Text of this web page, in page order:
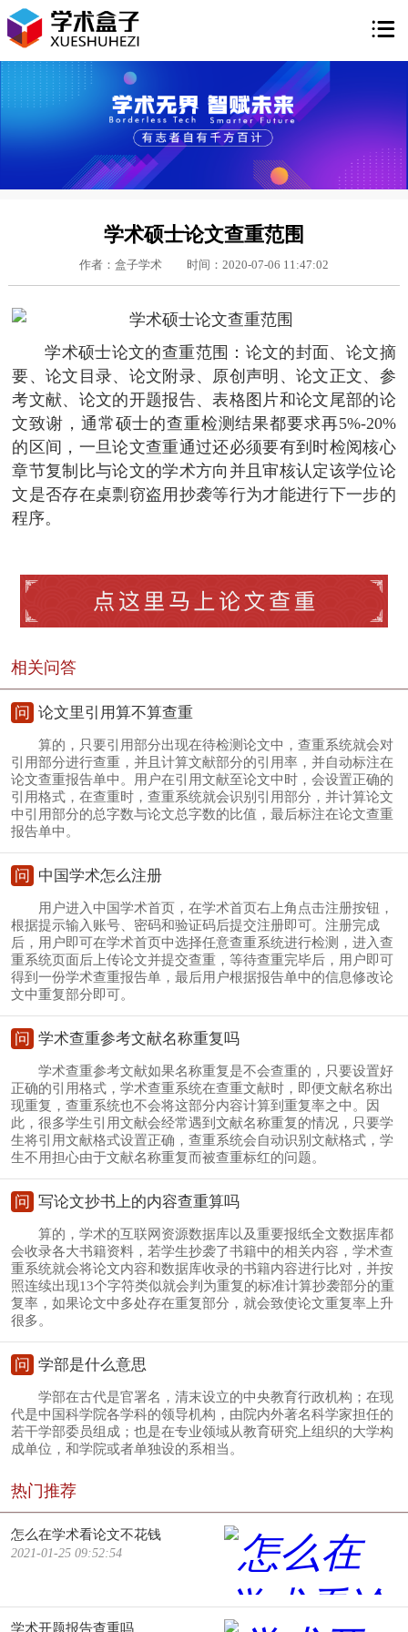

学术硕士论文查重范围
作者：盒子学术 时间：2020-07-06 11:47:02
学术硕士论文的查重范围：论文的封面、论文摘
要、论文目录、论文附录、原创声明、论文正文、参
考文献、论文的开题报告、表格图片和论文尾部的论
文致谢，通常硕士的查重检测结果都要求再5%-20%
的区间，一旦论文查重通过还必须要有到时检阅核心
章节复制比与论文的学术方向并且审核认定该学位论
文是否存在桌剽窃盗用抄袭等行为才能进行下一步的
程序。
相关问答
问 论文里引用算不算查重
算的，只要引用部分出现在待检测论文中，查重系统就会对
引用部分进行查重，并且计算文献部分的引用率，并自动标注在
论文查重报告单中。用户在引用文献至论文中时，会设置正确的
引用格式，在查重时，查重系统就会识别引用部分，并计算论文
中引用部分的总字数与论文总字数的比值，最后标注在论文查重
报告单中。
问 中国学术怎么注册
用户进入中国学术首页，在学术首页右上角点击注册按钮，
根据提示输入账号、密码和验证码后提交注册即可。注册完成
后，用户即可在学术首页中选择任意查重系统进行检测，进入查
重系统页面后上传论文并提交查重，等待查重完毕后，用户即可
得到一份学术查重报告单，最后用户根据报告单中的信息修改论
文中重复部分即可。
问 学术查重参考文献名称重复吗
学术查重参考文献如果名称重复是不会查重的，只要设置好
正确的引用格式，学术查重系统在查重文献时，即便文献名称出
现重复，查重系统也不会将这部分内容计算到重复率之中。因
此，很多学生引用文献会经常遇到文献名称重复的情况，只要学
生将引用文献格式设置正确，查重系统会自动识别文献格式，学
生不用担心由于文献名称重复而被查重标红的问题。
问 写论文抄书上的内容查重算吗
算的，学术的互联网资源数据库以及重要报纸全文数据库都
会收录各大书籍资料，若学生抄袭了书籍中的相关内容，学术查
重系统就会将论文内容和数据库收录的书籍内容进行比对，并按
照连续出现13个字符类似就会判为重复的标准计算抄袭部分的重
复率，如果论文中多处存在重复部分，就会致使论文重复率上升
很多。
问 学部是什么意思
学部在古代是官署名，清末设立的中央教育行政机构；在现
代是中国科学院各学科的领导机构，由院内外著名科学家担任的
若干学部委员组成；也是在专业领域从教育研究上组织的大学构
成单位，和学院或者单独设的系相当。
热门推荐
怎么在学术看论文不花钱
2021-01-25 09:52:54
学术开题报告查重吗